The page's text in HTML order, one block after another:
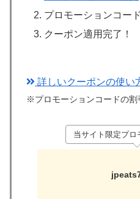
プロモーションコー
クーポン適用完了！
詳しいクーポンの使い
※プロモーションコードの割
当サイト限定プロ